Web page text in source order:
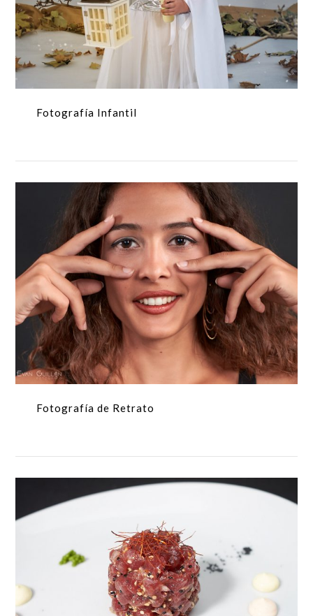
Fotografía Infantil
Fotografía de Retrato